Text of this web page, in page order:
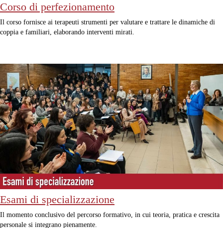
Corso di perfezionamento
Il corso fornisce ai terapeuti strumenti per valutare e trattare le dinamiche di
coppia e familiari, elaborando interventi mirati.
Esami di specializzazione
Il momento conclusivo del percorso formativo, in cui teoria, pratica e crescita
personale si integrano pienamente.